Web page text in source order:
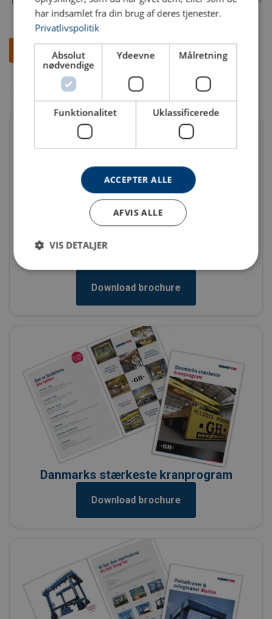
Download brochure
Danmarks stærkeste kranprogram
Download brochure
har indsamlet fra din brug af deres tjenester.
Privatlivspolitik
Absolut
nødvendige
Ydeevne Målretning
Funktionalitet Uklassificerede
ACCEPTER ALLE
AFVIS ALLE
VIS DETALJER